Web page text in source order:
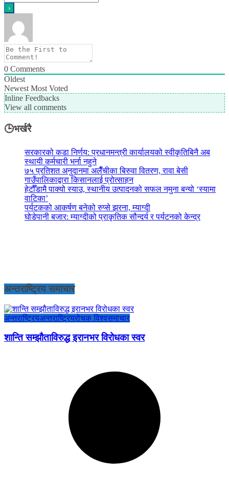
0 Comments
Oldest
Newest Most Voted
Inline Feedbacks
View all comments
🕒भर्खरै
सरकारको कडा निर्णय: प्रधानमन्त्री कार्यालयको स्वीकृतिबिनै अब
स्थायी कर्मचारी भर्ना नहुने
७५ प्रतिशत अनुदानमा अलैँचीका बिरुवा वितरण, रावा बेसी
गाउँपालिकाद्वारा किसानलाई प्रोत्साहन
हेटौँडामै पाक्यो स्याउ, स्थानीय उत्पादनको सफल नमुना बन्यो ‘स्यामा
वाटिका’
पर्यटकको आकर्षण बनेको रुप्से झरना, म्याग्दी
घोडेपानी बजार: म्याग्दीको प्राकृतिक सौन्दर्य र पर्यटनको केन्द्र
अन्तराष्ट्रिय समाचार
अन्तराष्ट्रियअन्तराष्ट्रियरोचक विश्वसमाचार
शान्ति सम्झौताविरुद्ध इरानभर विरोधका स्वर